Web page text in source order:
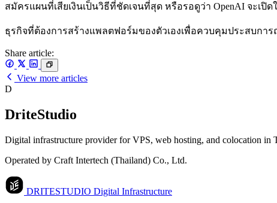
สมัครแผนที่เสียเงินเป็นวิธีที่ชัดเจนที่สุด หรือรอดูว่า OpenAI จะเปิด
ธุรกิจที่ต้องการสร้างแพลตฟอร์มของตัวเองเพื่อควบคุมประสบกา
Share article:
View more articles
D
DriteStudio
Digital infrastructure provider for VPS, web hosting, and colocation in
Operated by Craft Intertech (Thailand) Co., Ltd.
DRITESTUDIO Digital Infrastructure